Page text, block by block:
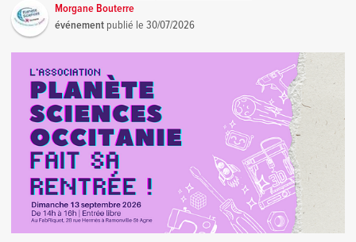
Morgane Bouterre
événement publié le30/07/2026